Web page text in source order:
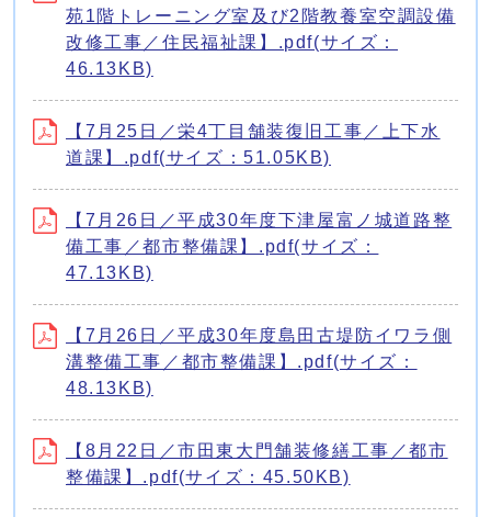
苑1階トレーニング室及び2階教養室空調設備
改修工事／住民福祉課】.pdf(サイズ：
46.13KB)
【7月25日／栄4丁目舗装復旧工事／上下水
道課】.pdf(サイズ：51.05KB)
【7月26日／平成30年度下津屋富ノ城道路整
備工事／都市整備課】.pdf(サイズ：
47.13KB)
【7月26日／平成30年度島田古堤防イワラ側
溝整備工事／都市整備課】.pdf(サイズ：
48.13KB)
【8月22日／市田東大門舗装修繕工事／都市
整備課】.pdf(サイズ：45.50KB)